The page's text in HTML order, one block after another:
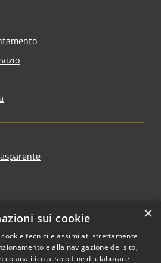
×
sui cookie
tecnici e assimilati strettamente
e alla navigazione del sito,
analitico al solo fine di elaborare